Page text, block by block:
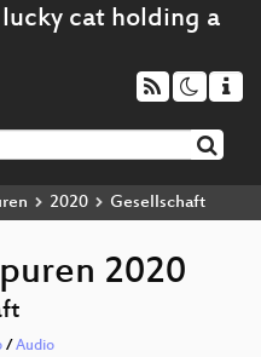
2020 Gesellschaft
2020
/ Audio